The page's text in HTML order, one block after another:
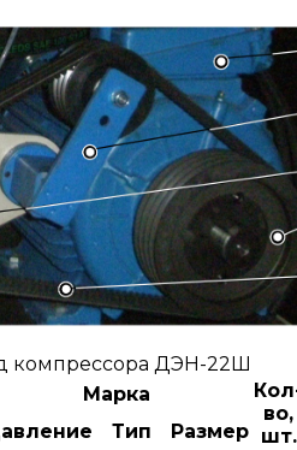
компрессора ДЭН-22Ш
Марка
во,
шт.
Тип Размер